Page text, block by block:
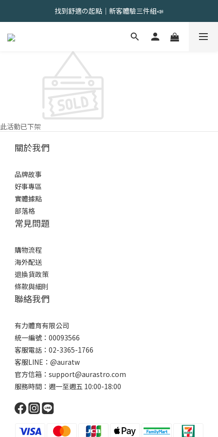
會員限定 | 女內褲任選3件現折120元，6件現折350元
找到舒適の起點｜新客體驗三件組📣
會員限定 | 女內褲任選3件現折120元，6件現折350元
此活動已下架
關於我們
品牌故事
好事專區
實體據點
部落格
常見問題
購物流程
海外配送
退換貨政策
條款與細則
聯絡我們
有力體育有限公司
統一編號：00093566
客服電話：02-3365-1766
客服LINE：@auratw
官方信箱：support@aurastro.com
服務時間：週一至週五 10:00-18:00